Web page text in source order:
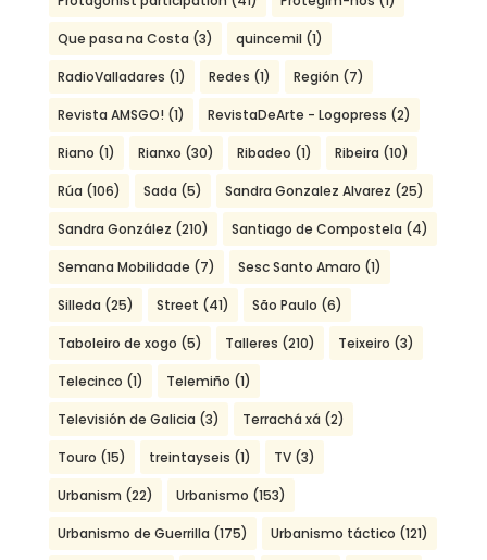
Que pasa na Costa (3) quincemil (1)
RadioValladares (1) Redes (1) Región (7)
Revista AMSGO! (1) RevistaDeArte - Logopress (2)
Riano (1) Rianxo (30) Ribadeo (1) Ribeira (10)
Rúa (106) Sada (5) Sandra Gonzalez Alvarez (25)
Sandra González (210) Santiago de Compostela (4)
Semana Mobilidade (7) Sesc Santo Amaro (1)
Silleda (25) Street (41) São Paulo (6)
Taboleiro de xogo (5) Talleres (210) Teixeiro (3)
Telecinco (1) Telemiño (1)
Televisión de Galicia (3) Terrachá xá (2)
Touro (15) treintayseis (1) TV(3)
Urbanism (22) Urbanismo (153)
Urbanismo de Guerrilla (175) Urbanismo táctico (121)